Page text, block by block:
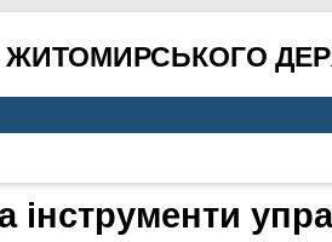
ЖИТОМИРСЬКОГО
інструменти